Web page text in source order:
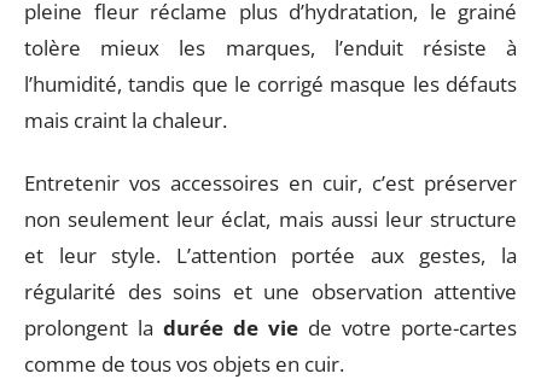
pleine fleur réclame plus d’hydratation, le grainé
tolère mieux les marques, l’enduit résiste à
l’humidité, tandis que le corrigé masque les défauts
mais craint la chaleur.
Entretenir vos accessoires en cuir, c’est préserver
non seulement leur éclat, mais aussi leur structure
et leur style. L’attention portée aux gestes, la
régularité des soins et une observation attentive
prolongent la durée de vie de votre porte-cartes
comme de tous vos objets en cuir.